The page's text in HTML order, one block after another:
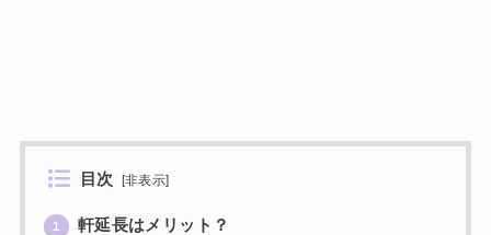
目次 [非表示]
1 軒延長はメリット？